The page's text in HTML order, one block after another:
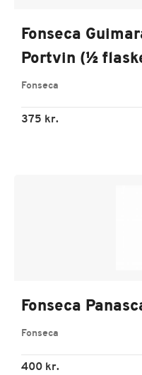
Fonseca
Portvin (½
Fonseca
375 kr.
Fonseca
Fonseca
400 kr.